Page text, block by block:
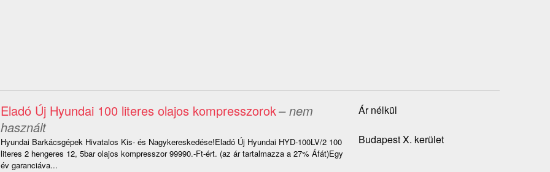
Eladó Új Hyundai 100 literes olajos kompresszorok– nem
használt
Hyundai Barkácsgépek Hivatalos Kis- és Nagykereskedése!Eladó Új Hyundai HYD-100LV/2 100
literes 2 hengeres 12, 5bar olajos kompresszor 99990.-Ft-ért. (az ár tartalmazza a 27% Áfát)Egy
év garanciáva...
Ár nélkül
Budapest X. kerület